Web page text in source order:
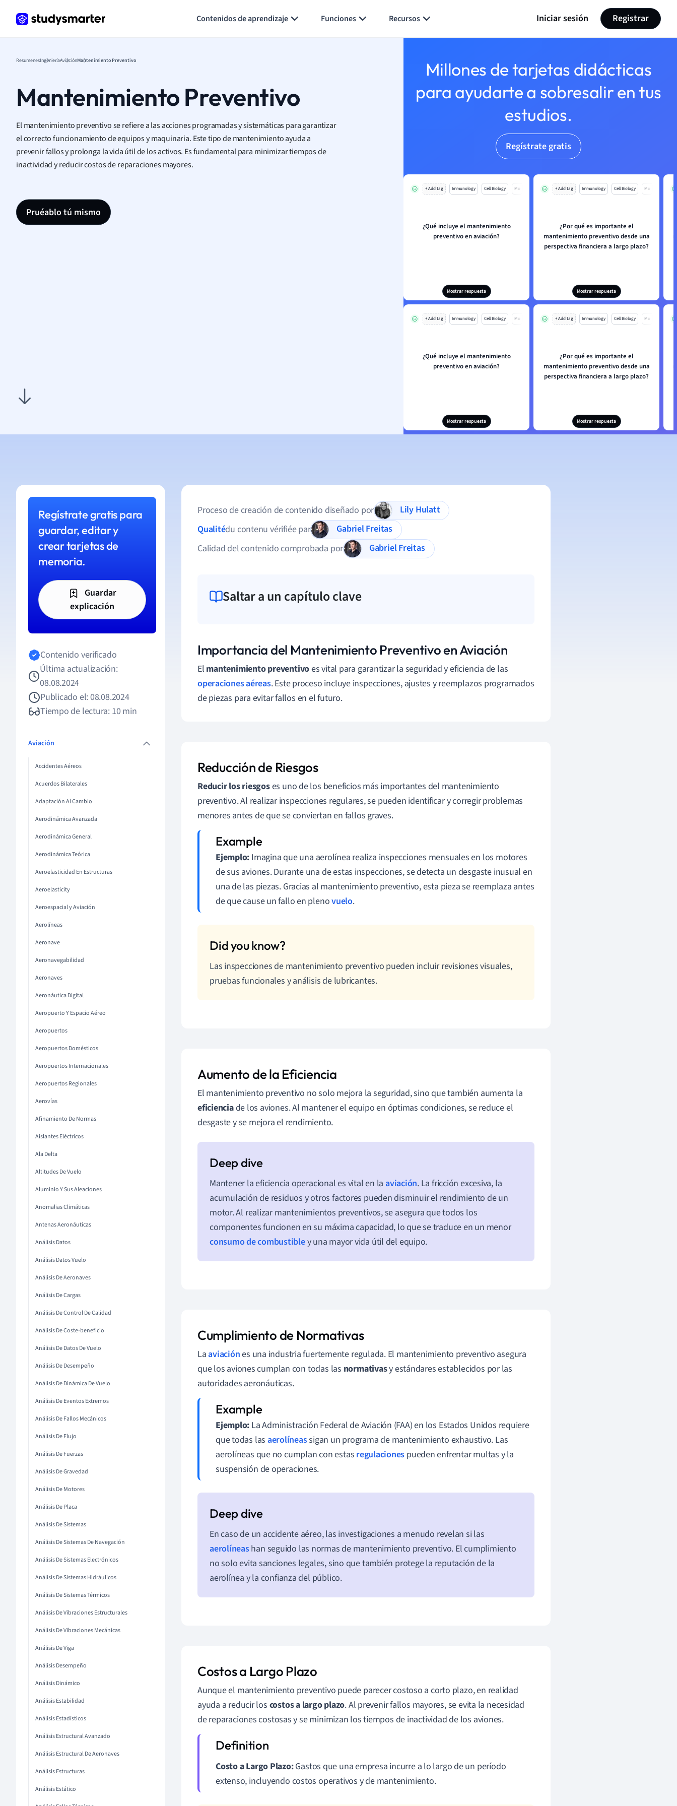
Contenidos de aprendizaje Funciones Recursos Iniciar sesión Registrar
ResumenesIngenieríaAviaciónMantenimiento Preventivo
Mantenimiento Preventivo
El mantenimiento preventivo se refiere a las acciones programadas y sistemáticas para garantizar
el correcto funcionamiento de equipos y maquinaria. Este tipo de mantenimiento ayuda a
prevenir fallos y prolonga la vida útil de los activos. Es fundamental para minimizar tiempos de
inactividad y reducir costos de reparaciones mayores.
Pruéablo tú mismo
Millones de tarjetas didácticas
para ayudarte a sobresalir en tus
estudios.
Regístrate gratis
+ Add tag Immunology Cell Biology Mo
¿Qué incluye el mantenimiento
preventivo en aviación?
Mostrar respuesta
+ Add tag Immunology Cell Biology Mo
¿Por qué es importante el
mantenimiento preventivo desde una
perspectiva financiera a largo plazo?
Mostrar respuesta
+ Add tag Immunology Cell Biology Mo
¿Qué incluye el mantenimiento
preventivo en aviación?
Mostrar respuesta
+ Add tag Immunology Cell Biology Mo
¿Por qué es importante el
mantenimiento preventivo desde una
perspectiva financiera a largo plazo?
Mostrar respuesta
Regístrate gratis para
guardar, editar y
crear tarjetas de
memoria.
Guardar
explicación
Contenido verificado
Última actualización:
08.08.2024
Publicado el: 08.08.2024
Tiempo de lectura: 10 min
Aviación
Accidentes Aéreos
Acuerdos Bilaterales
Adaptación Al Cambio
Aerodinámica Avanzada
Aerodinámica General
Aerodinámica Teórica
Aeroelasticidad En Estructuras
Aeroelasticity
Aeroespacial y Aviación
Aerolíneas
Aeronave
Aeronavegabilidad
Aeronaves
Aeronáutica Digital
Aeropuerto Y Espacio Aéreo
Aeropuertos
Aeropuertos Domésticos
Aeropuertos Internacionales
Aeropuertos Regionales
Aerovías
Afinamiento De Normas
Aislantes Eléctricos
Ala Delta
Altitudes De Vuelo
Aluminio Y Sus Aleaciones
Anomalias Climáticas
Antenas Aeronáuticas
Análisis Datos
Análisis Datos Vuelo
Análisis De Aeronaves
Análisis De Cargas
Análisis De Control De Calidad
Análisis De Coste-beneficio
Análisis De Datos De Vuelo
Análisis De Desempeño
Análisis De Dinámica De Vuelo
Análisis De Eventos Extremos
Análisis De Fallos Mecánicos
Análisis De Flujo
Análisis De Fuerzas
Análisis De Gravedad
Análisis De Motores
Análisis De Placa
Análisis De Sistemas
Análisis De Sistemas De Navegación
Análisis De Sistemas Electrónicos
Análisis De Sistemas Hidráulicos
Análisis De Sistemas Térmicos
Análisis De Vibraciones Estructurales
Análisis De Vibraciones Mecánicas
Análisis De Viga
Análisis Desempeño
Análisis Dinámico
Análisis Estabilidad
Análisis Estadísticos
Análisis Estructural Avanzado
Análisis Estructural De Aeronaves
Análisis Estructuras
Análisis Estático
Proceso de creación de contenido diseñado por
Lily Hulatt
Qualitédu contenu vérifiée par
Gabriel Freitas
Calidad del contenido comprobada por
Gabriel Freitas
Saltar a un capítulo clave
Importancia del Mantenimiento Preventivo en Aviación
El mantenimiento preventivoes vital para garantizar la seguridad y eficiencia de las
operaciones aéreas. Este proceso incluye inspecciones, ajustes y reemplazos programados
de piezas para evitar fallos en el futuro.
Reducción de Riesgos
Reducir los riesgoses uno de los beneficios más importantes del mantenimiento
preventivo. Al realizar inspecciones regulares, se pueden identificar y corregir problemas
menores antes de que se conviertan en fallos graves.
Ejemplo: Imagina que una aerolínea realiza inspecciones mensuales en los motores
de sus aviones. Durante una de estas inspecciones, se detecta un desgaste inusual en
una de las piezas. Gracias al mantenimiento preventivo, esta pieza se reemplaza antes
de que cause un fallo en plenovuelo.
Las inspecciones de mantenimiento preventivo pueden incluir revisiones visuales,
pruebas funcionales y análisis de lubricantes.
Aumento de la Eficiencia
El mantenimiento preventivo no solo mejora la seguridad, sino que también aumenta la
eficienciade los aviones. Al mantener el equipo en óptimas condiciones, se reduce el
desgaste y se mejora el rendimiento.
Mantener la eficiencia operacional es vital en la aviación. La fricción excesiva, la
acumulación de residuos y otros factores pueden disminuir el rendimiento de un
motor. Al realizar mantenimientos preventivos, se asegura que todos los
componentes funcionen en su máxima capacidad, lo que se traduce en un menor
consumo de combustibley una mayor vida útil del equipo.
Cumplimiento de Normativas
Laaviaciónes una industria fuertemente regulada. El mantenimiento preventivo asegura
que los aviones cumplan con todas las normativasy estándares establecidos por las
autoridades aeronáuticas.
Ejemplo: La Administración Federal de Aviación (FAA) en los Estados Unidos requiere
que todas las aerolíneassigan un programa de mantenimiento exhaustivo. Las
aerolíneas que no cumplan con estas regulaciones pueden enfrentar multas y la
suspensión de operaciones.
En caso de un accidente aéreo, las investigaciones a menudo revelan si las
aerolíneashan seguido las normas de mantenimiento preventivo. El cumplimiento
no solo evita sanciones legales, sino que también protege la reputación de la
aerolínea y la confianza del público.
Costos a Largo Plazo
Aunque el mantenimiento preventivo puede parecer costoso a corto plazo, en realidad
ayuda a reducir los costos a largo plazo. Al prevenir fallos mayores, se evita la necesidad
de reparaciones costosas y se minimizan los tiempos de inactividad de los aviones.
Costo a Largo Plazo:Gastos que una empresa incurre a lo largo de un período
extenso, incluyendo costos operativos y de mantenimiento.